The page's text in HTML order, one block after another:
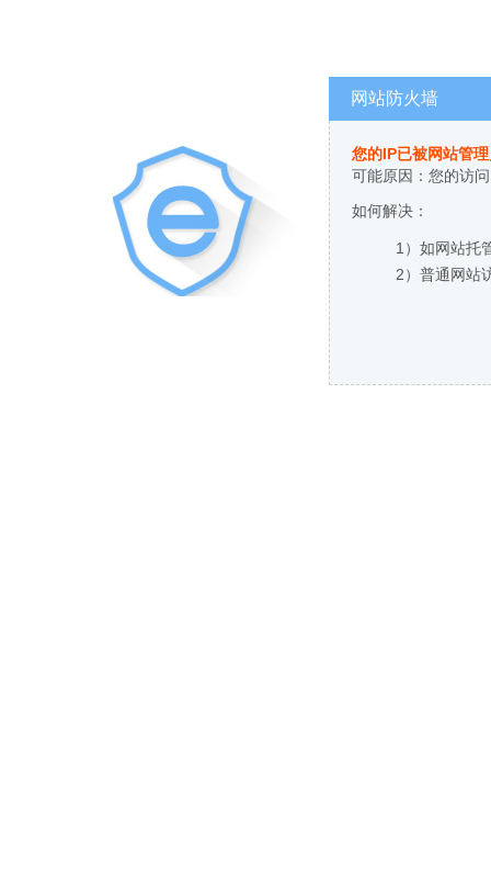
网站防火墙
您的IP已被网站管
可能原因：您的访
如何解决：
1）如网站托
2）普通网站